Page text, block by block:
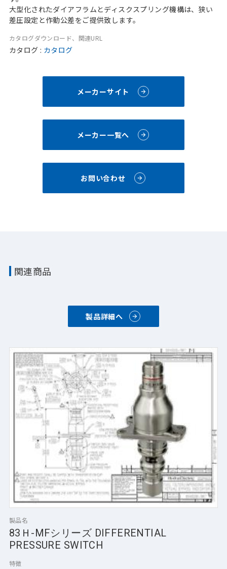
大型化されたダイアフラムとディスクスプリング機構は、狭い
差圧設定と作動公差をご提供致します。
カタログダウンロード、関連URL
カタログ : カタログ
メーカーサイト
メーカー一覧へ
お問い合わせ
関連商品
製品名
83Ｈ-MFシリーズ DIFFERENTIAL
PRESSURE SWITCH
特徴
製品詳細へ